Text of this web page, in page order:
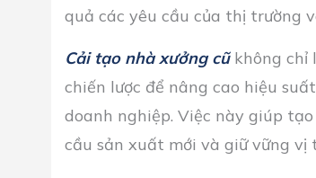
quả các yêu cầu của thị trường
Cải tạo nhà xưởng cũ không chỉ
chiến lược để nâng cao hiệu
doanh nghiệp. Việc này giúp
cầu sản xuất mới và giữ vững